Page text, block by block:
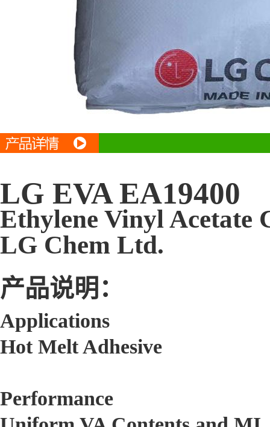
LG EVA EA19400
Ethylene Vinyl Acetate
LG Chem Ltd.
产品说明：
Applications
Hot Melt Adhesive
Performance